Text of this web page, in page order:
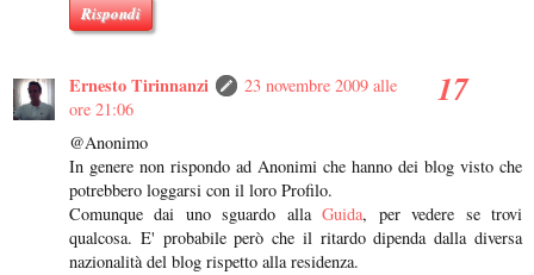
Rispondi
Ernesto Tirinnanzi
23 novembre 2009 alle
ore 21:06
@Anonimo
In genere non rispondo ad Anonimi che hanno dei blog visto che
potrebbero loggarsi con il loro Profilo.
Comunque dai uno sguardo allaGuida, per vedere se trovi
qualcosa. E' probabile però che il ritardo dipenda dalla diversa
nazionalità del blog rispetto alla residenza.